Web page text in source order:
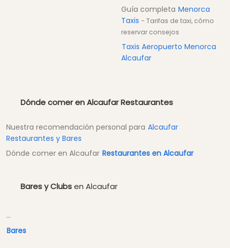
Guía completa Menorca
Taxis - Tarifas de taxi, cómo
reservar consejos
Taxis Aeropuerto Menorca
Alcaufar
Dónde comer en Alcaufar Restaurantes
Nuestra recomendación personal para Alcaufar
Restaurantes y Bares
Dónde comer en Alcaufar Restaurantes en Alcaufar
Bares y Clubsen Alcaufar
...
Bares